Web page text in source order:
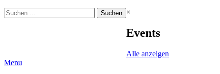
Suchen
nach:
×
Events
Alle anzeigen
Menu